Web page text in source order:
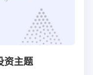
资主题